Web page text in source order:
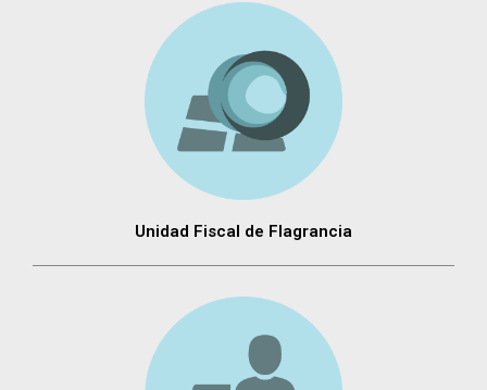
Unidad Fiscal de Flagrancia